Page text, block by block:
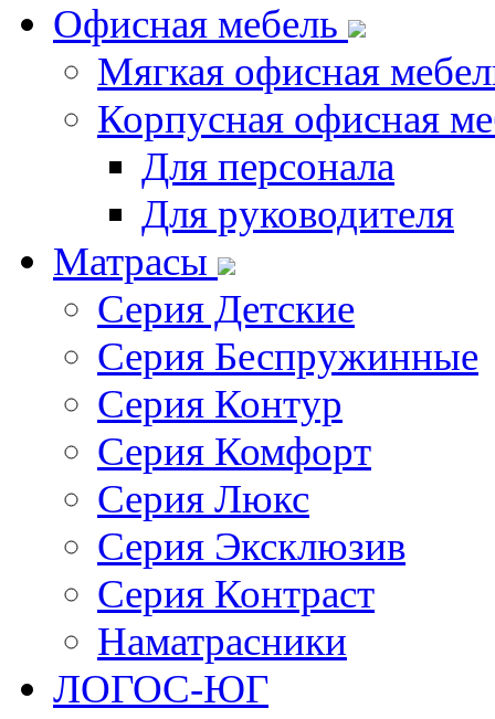
Офисная мебель
Мягкая офисная
Корпусная офисная
Для персонала
Для руководителя
Матрасы
Серия Детские
Серия Беспружинные
Серия Контур
Серия Комфорт
Серия Люкс
Серия Эксклюзив
Серия Контраст
Наматрасники
ЛОГОС-ЮГ